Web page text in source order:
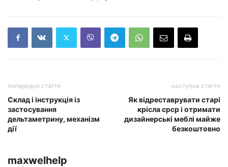
попередня стаття
Склад і інструкція із
застосування
дельтаметрину, механізм
дії
наступна стаття
Як відреставрувати старі
крісла срср і отримати
дизайнерські меблі майже
безкоштовно
maxwelhelp